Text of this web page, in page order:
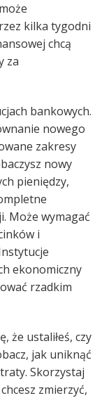
kilka tygodni
chcą
za
bankowych.
nowego
zakresy
nowy
pieniędzy,
Może wymagać
i
ekonomiczny
rzadkim
że ustaliłeś, czy
jak uniknąć
Skorzystaj
zmierzyć,